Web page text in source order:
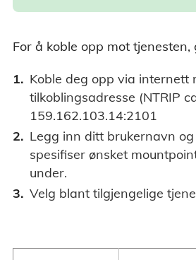
For å koble opp mot tjenesten,
Koble deg opp via internett
tilkoblingsadresse (NTRIP
159.162.103.14:2101
Legg inn ditt brukernavn
spesifiser ønsket
under.
Velg blant tilgjengelige